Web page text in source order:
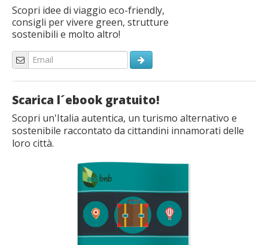
Scopri idee di viaggio eco-friendly,
consigli per vivere green, strutture
sostenibili e molto altro!
Scarica l´ebook gratuito!
Scopri un'Italia autentica, un turismo alternativo e
sostenibile raccontato da cittandini innamorati delle
loro città.